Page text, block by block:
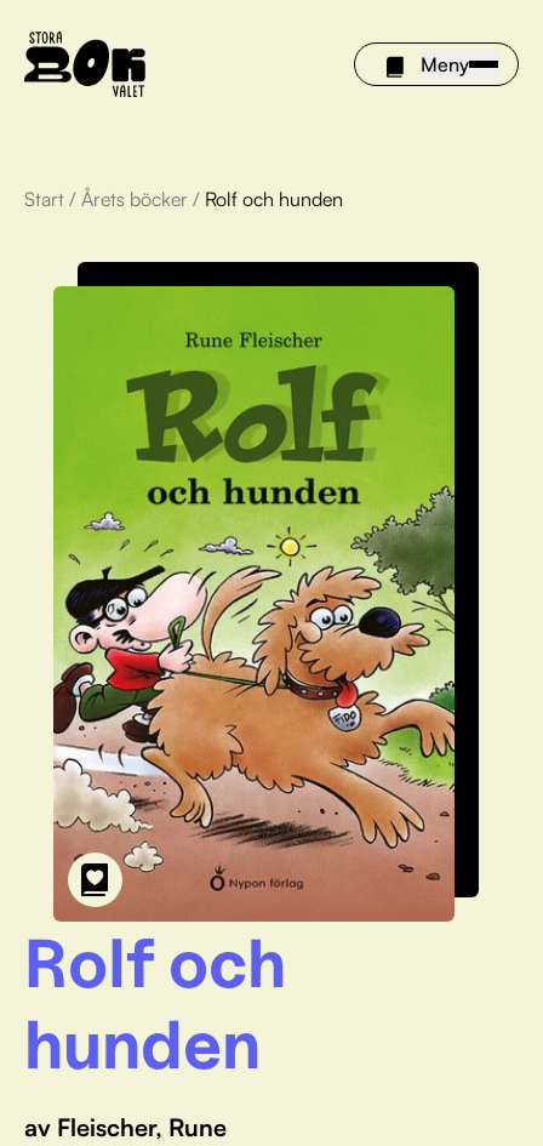
Meny
Årets böcker
Om Stora bokvalet
Olivia tipsar
Vinnare
För bibliotek
Start / Årets böcker / Rolf och hunden
Rolf och
hunden
av Fleischer, Rune